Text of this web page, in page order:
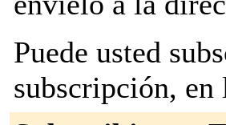
Puede usted
subscripción, en